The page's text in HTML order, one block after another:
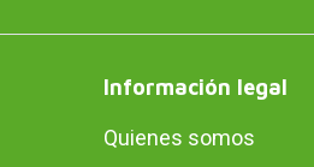
Información legal
Quienes somos